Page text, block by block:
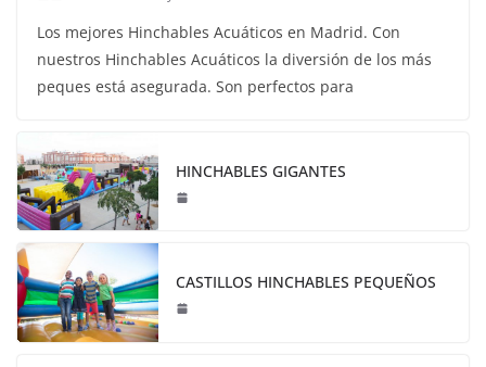
Los mejores Hinchables Acuáticos en Madrid. Con
nuestros Hinchables Acuáticos la diversión de los más
peques está asegurada. Son perfectos para
HINCHABLES GIGANTES
CASTILLOS HINCHABLES PEQUEÑOS